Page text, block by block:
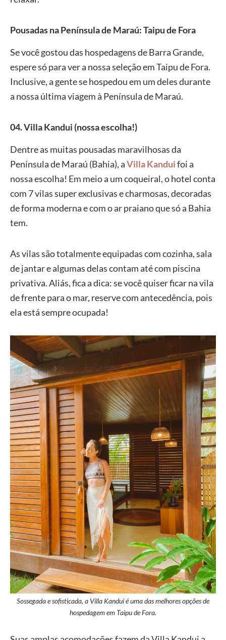
Pousadas na Península de Maraú: Taipu de Fora
Se você gostou das hospedagens de Barra Grande,
espere só para ver a nossa seleção em Taipu de Fora.
Inclusive, a gente se hospedou em um deles durante
a nossa última viagem à Península de Maraú.
04. Villa Kandui (nossa escolha!)
Dentre as muitas pousadas maravilhosas da
Península de Maraú (Bahia), aVilla Kanduifoi a
nossa escolha! Em meio a um coqueiral, o hotel conta
com 7 vilas super exclusivas e charmosas, decoradas
de forma moderna e com o ar praiano que só a Bahia
tem.
As vilas são totalmente equipadas com cozinha, sala
de jantar e algumas delas contam até com piscina
privativa. Aliás, fica a dica: se você quiser ficar na vila
de frente para o mar, reserve com antecedência, pois
ela está sempre ocupada!
Sossegada e sofisticada, a Villa Kandui é uma das melhores opções de
hospedagem em Taipu de Fora.